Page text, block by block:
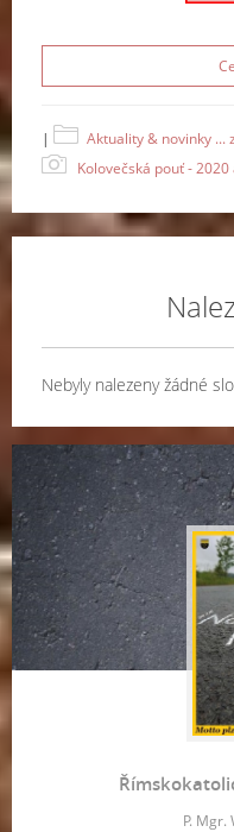
| Aktuality & novinky ...
Kolovečská pouť - 2020
Nebyly nalezeny žádné
P. Mgr.